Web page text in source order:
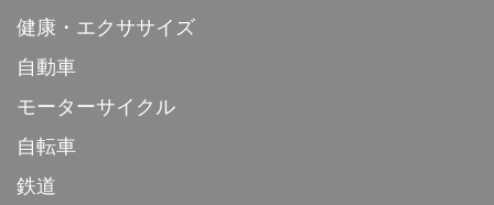
健康・エクササイズ
自動車
モーターサイクル
自転車
鉄道